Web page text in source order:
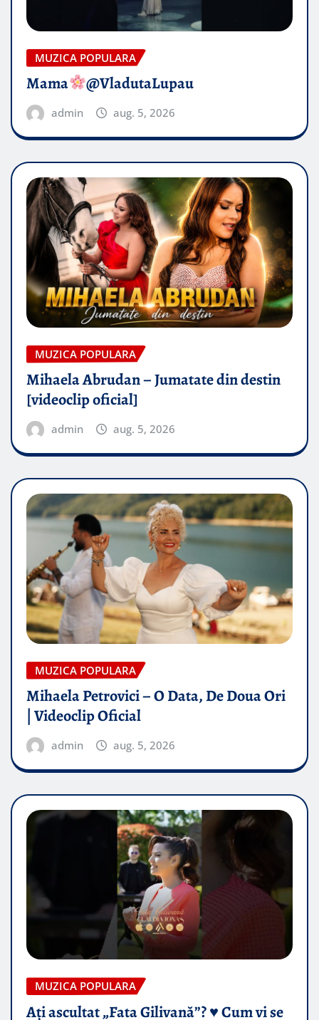
MUZICA POPULARA
Mama @VladutaLupau
admin aug. 5, 2026
MUZICA POPULARA
Mihaela Abrudan – Jumatate din destin
[videoclip oficial]
admin aug. 5, 2026
MUZICA POPULARA
Mihaela Petrovici – O Data, De Doua Ori
| Videoclip Oficial
admin aug. 5, 2026
MUZICA POPULARA
Ați ascultat „Fata Gilivană”? ♥️ Cum vi se